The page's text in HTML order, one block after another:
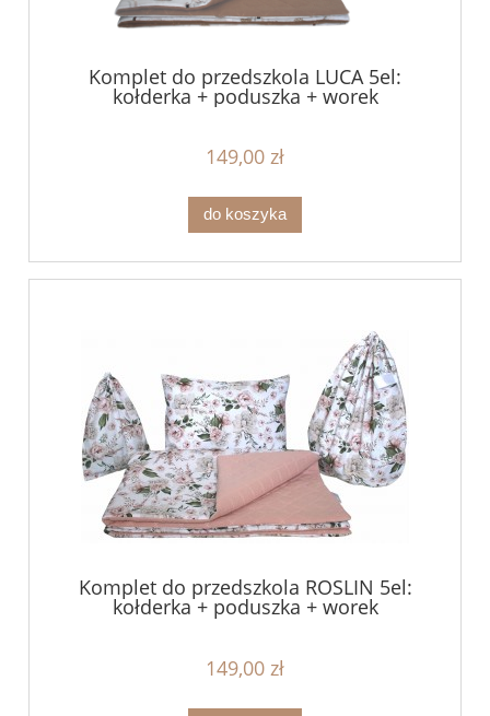
Komplet do przedszkola LUCA 5el:
kołderka + poduszka + worek
149,00 zł
do koszyka
Komplet do przedszkola ROSLIN 5el:
kołderka + poduszka + worek
149,00 zł